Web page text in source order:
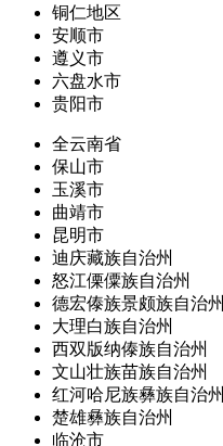
铜仁地区
安顺市
遵义市
六盘水市
贵阳市
全云南省
保山市
玉溪市
曲靖市
昆明市
迪庆藏族自治州
怒江傈僳族自治州
德宏傣族景颇族自治州
大理白族自治州
西双版纳傣族自治州
文山壮族苗族自治州
红河哈尼族彝族自治州
楚雄彝族自治州
临沧市